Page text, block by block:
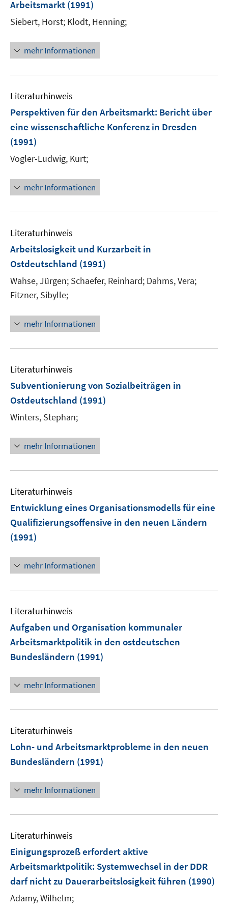
Arbeitsmarkt (1991)
Siebert, Horst; Klodt, Henning;
mehr Informationen
Literaturhinweis
Perspektiven für den Arbeitsmarkt: Bericht über
eine wissenschaftliche Konferenz in Dresden
(1991)
Vogler-Ludwig, Kurt;
mehr Informationen
Literaturhinweis
Arbeitslosigkeit und Kurzarbeit in
Ostdeutschland (1991)
Wahse, Jürgen; Schaefer, Reinhard; Dahms, Vera;
Fitzner, Sibylle;
mehr Informationen
Literaturhinweis
Subventionierung von Sozialbeiträgen in
Ostdeutschland (1991)
Winters, Stephan;
mehr Informationen
Literaturhinweis
Entwicklung eines Organisationsmodells für eine
Qualifizierungsoffensive in den neuen Ländern
(1991)
mehr Informationen
Literaturhinweis
Aufgaben und Organisation kommunaler
Arbeitsmarktpolitik in den ostdeutschen
Bundesländern (1991)
mehr Informationen
Literaturhinweis
Lohn- und Arbeitsmarktprobleme in den neuen
Bundesländern (1991)
mehr Informationen
Literaturhinweis
Einigungsprozeß erfordert aktive
Arbeitsmarktpolitik: Systemwechsel in der DDR
darf nicht zu Dauerarbeitslosigkeit führen (1990)
Adamy, Wilhelm;